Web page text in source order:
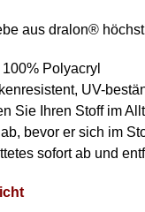
aus dralon®
100% Polyacryl
UV-
Sie Ihren Stoff im
bevor er sich im
sofort ab und